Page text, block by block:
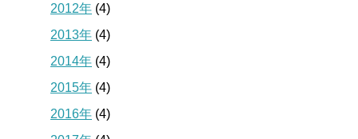
2012年 (4)
2013年 (4)
2014年 (4)
2015年 (4)
2016年 (4)